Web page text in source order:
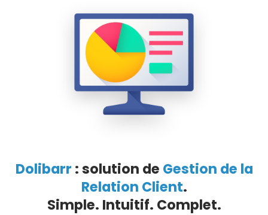
Dolibarr : solution de Gestion de la
Relation Client.
Simple. Intuitif. Complet.